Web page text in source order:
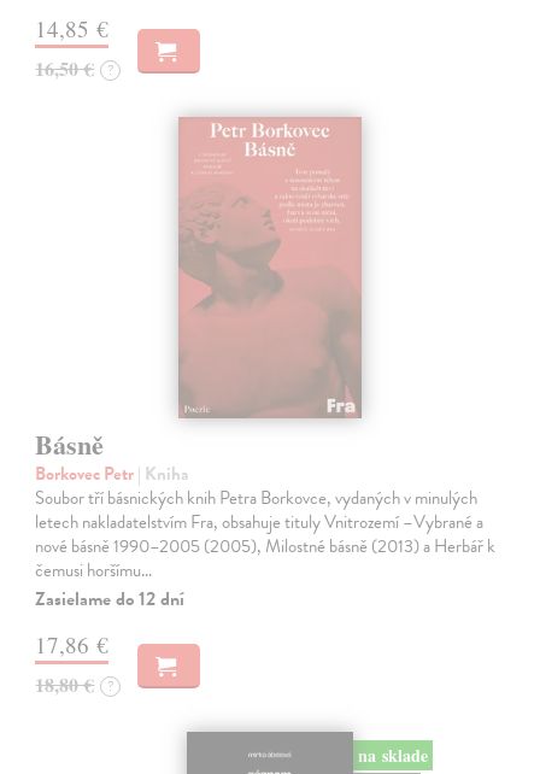
14,85 €
16,50 € ?
Básně
Borkovec Petr| Kniha
Soubor tří básnických knih Petra Borkovce, vydaných v minulých
letech nakladatelstvím Fra, obsahuje tituly Vnitrozemí –Vybrané a
nové básně 1990–2005 (2005), Milostné básně (2013) a Herbář k
čemusi horšímu…
Zasielame do 12 dní
17,86 €
18,80 € ?
na sklade